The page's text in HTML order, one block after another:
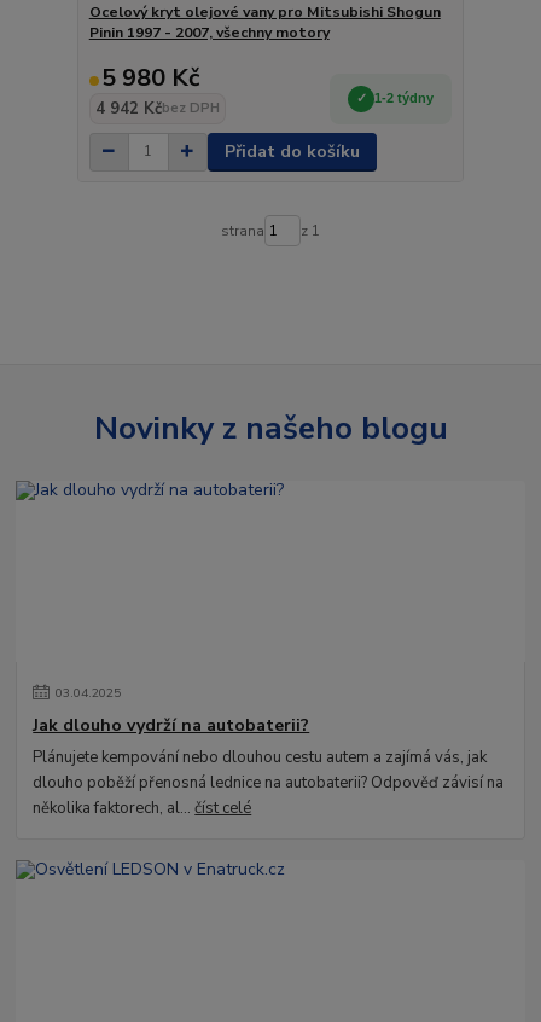
Ocelový kryt olejové vany pro Mitsubishi Shogun
Pinin 1997 - 2007, všechny motory
5 980 Kč
4 942 Kčbez DPH
1-2 týdny
Přidat do košíku
strana z 1
Novinky z našeho blogu
03.04.2025
Jak dlouho vydrží na autobaterii?
Plánujete kempování nebo dlouhou cestu autem a zajímá vás, jak
dlouho poběží přenosná lednice na autobaterii? Odpověď závisí na
několika faktorech, al...číst celé